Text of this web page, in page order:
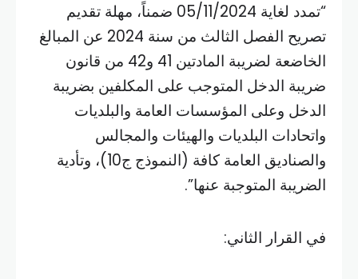
“تمدد لغاية 05/11/2024 ضمناً، مهلة تقديم
تصريح الفصل الثالث من سنة 2024 عن المبالغ
الخاضعة لضريبة المادتين 41 و42 من قانون
ضريبة الدخل المتوجب على المكلفين بضريبة
الدخل وعلى المؤسسات العامة والبلديات
واتحادات البلديات والهيئات والمجالس
والصناديق العامة كافة (النموذج ج10)، وتأدية
الضريبة المتوجبة عنها”.
في القرار الثاني: